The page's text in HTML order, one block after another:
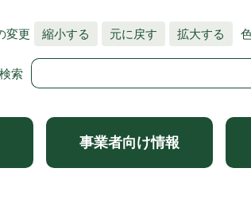
変更 縮小する 元に戻す 拡大する
索
事業者向け情報